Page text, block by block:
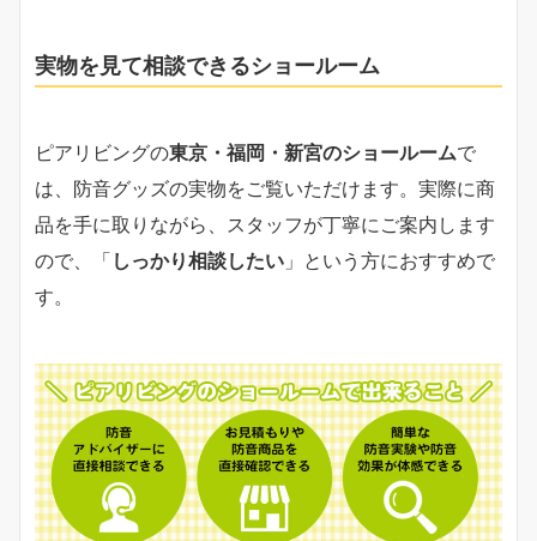
実物を見て相談できるショールーム
ピアリビングの東京・福岡・新宮のショールームで
は、防音グッズの実物をご覧いただけます。実際に商
品を手に取りながら、スタッフが丁寧にご案内します
ので、「 しっかり相談したい 」という方におすすめで
す。